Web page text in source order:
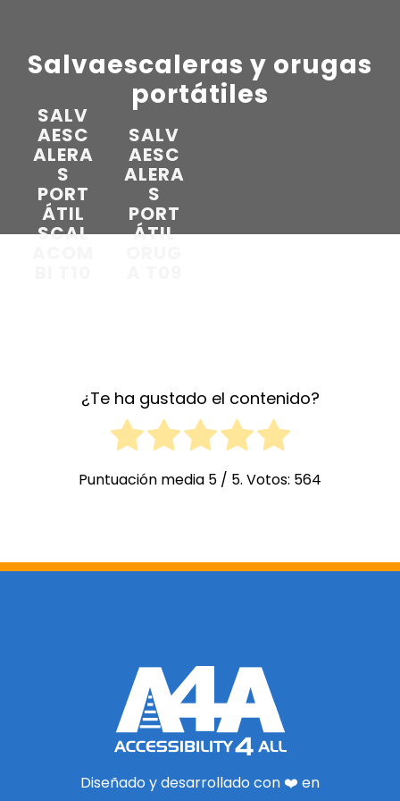
Salvaescaleras y orugas
portátiles
SALV
AESC
ALERA
S
PORT
ÁTIL
SCAL
SALV
AESC
ALERA
S
PORT
ÁTIL
¿Te ha gustado el contenido?
Puntuación media 5 / 5. Votos: 564
Diseñado y desarrollado con ❤️ en